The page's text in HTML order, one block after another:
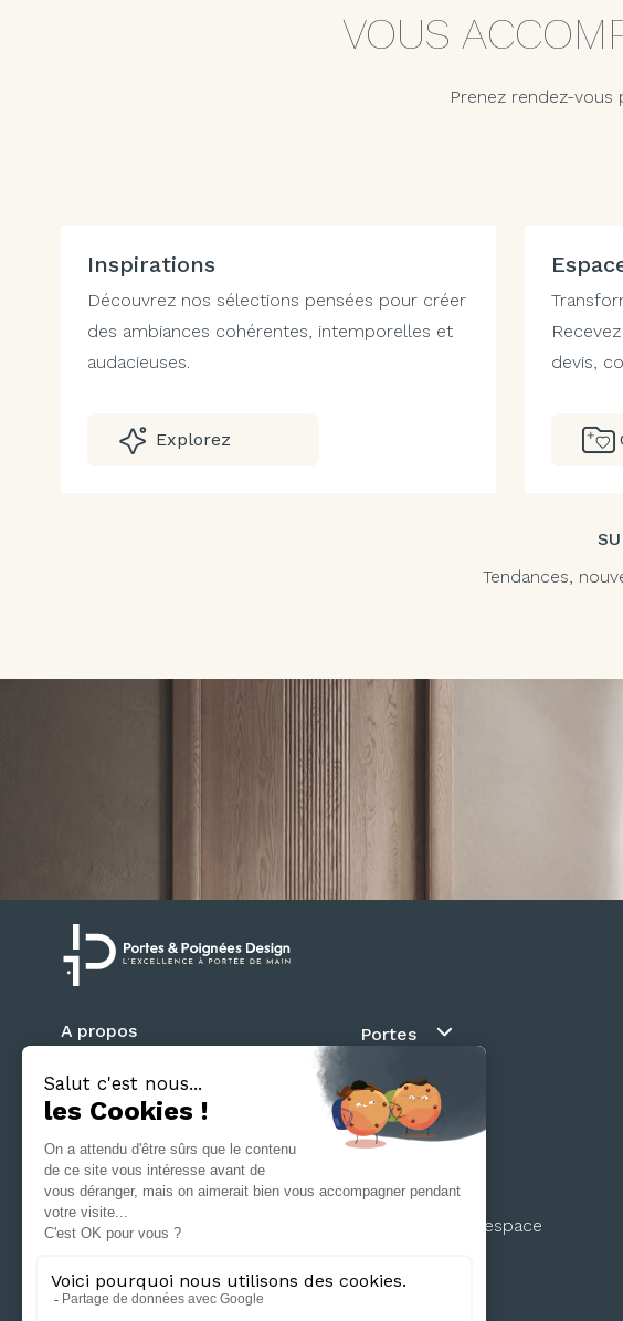
VOUS
Prenez rendez-
Inspirations
Découvrez nos sélections pensées pour créer
des ambiances cohérentes, intemporelles et
audacieuses.
Explorez
devis,
Tendances,
Portes
Battante
Coulissante
Galandage
Séparation d’espace
A propos
Contact
Suivez nous